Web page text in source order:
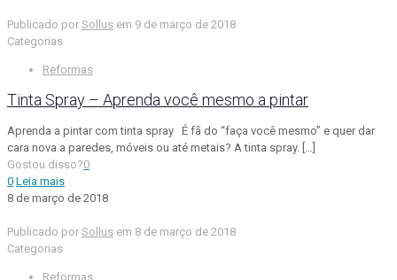
Publicado por Sollus em 9 de março de 2018
Categorias
Reformas
Tinta Spray – Aprenda você mesmo a pintar
Aprenda a pintar com tinta spray É fã do “faça você mesmo” e quer dar
cara nova a paredes, móveis ou até metais? A tinta spray. […]
Gostou disso?0
0 Leia mais
8 de março de 2018
Publicado por Sollus em 8 de março de 2018
Categorias
Reformas